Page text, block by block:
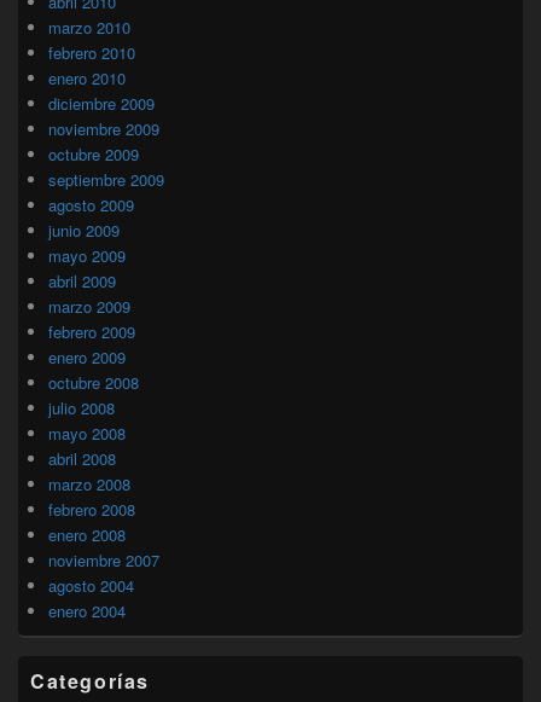
marzo 2010
febrero 2010
enero 2010
diciembre 2009
noviembre 2009
octubre 2009
septiembre 2009
agosto 2009
junio 2009
mayo 2009
abril 2009
marzo 2009
febrero 2009
enero 2009
octubre 2008
julio 2008
mayo 2008
abril 2008
marzo 2008
febrero 2008
enero 2008
noviembre 2007
agosto 2004
enero 2004
Categorías